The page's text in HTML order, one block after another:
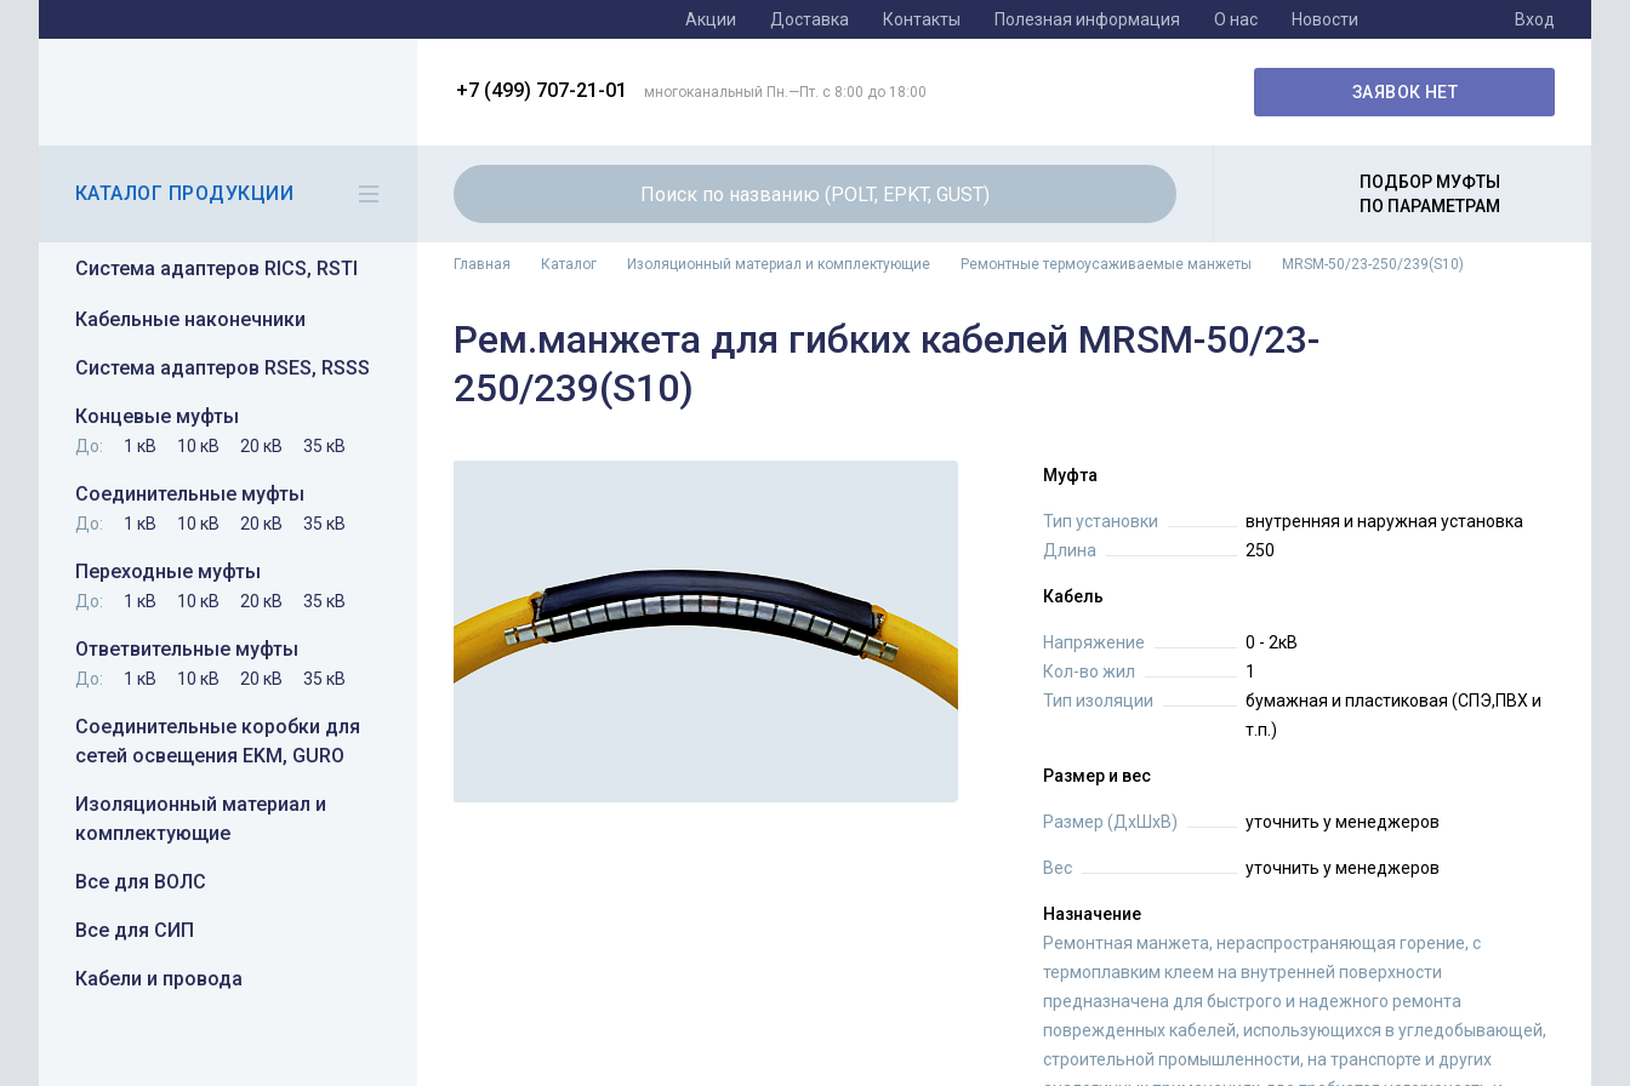
Акции Доставка Контакты Полезная информация О нас Новости Вход
+7 (499) 707-21-01 многоканальный Пн.—Пт. с 8:00 до 18:00 ЗАЯВОК НЕТ
КАТАЛОГ ПРОДУКЦИИ
Система адаптеров RICS, RSTI
Кабельные наконечники
Система адаптеров RSES, RSSS
Концевые муфты
До: 1 кВ 10 кВ 20 кВ 35 кВ
Соединительные муфты
До: 1 кВ 10 кВ 20 кВ 35 кВ
Переходные муфты
До: 1 кВ 10 кВ 20 кВ 35 кВ
Ответвительные муфты
До: 1 кВ 10 кВ 20 кВ 35 кВ
Соединительные коробки для
сетей освещения EKM, GURO
Изоляционный материал и
комплектующие
Все для ВОЛС
Все для СИП
Кабели и провода
ПОДБОР МУФТЫ
ПО ПАРАМЕТРАМ
Главная Каталог Изоляционный материал и комплектующие Ремонтные термоусаживаемые манжеты MRSM-50/23-250/239(S10)
Рем.манжета для гибких кабелей MRSM-50/23-
250/239(S10)
Муфта
Тип установки
внутренняя и наружная установка
Длина
250
Кабель
Напряжение
0 - 2кВ
Кол-во жил
1
Тип изоляции
бумажная и пластиковая (СПЭ,ПВХ и
т.п.)
Размер и вес
Размер (ДхШхВ) уточнить у менеджеров
Вес уточнить у менеджеров
Назначение
Ремонтная манжета, нераспространяющая горение, с
термоплавким клеем на внутренней поверхности
предназначена для быстрого и надежного ремонта
поврежденных кабелей, использующихся в угледобывающей,
строительной промышленности, на транспорте и друrих